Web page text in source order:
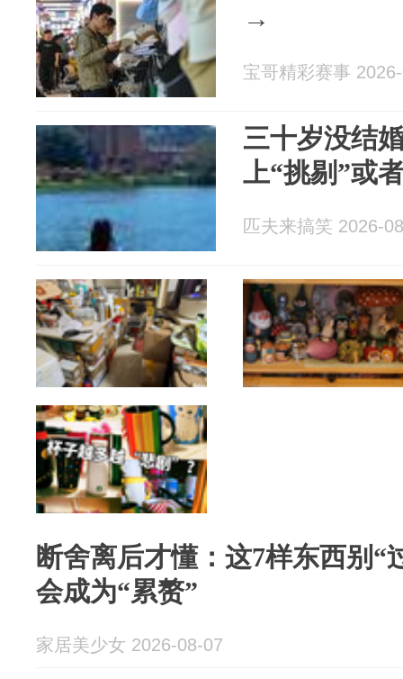
→
宝哥精彩赛事
三十岁没结
上“挑剔”或
匹夫来搞笑 2026-
断舍离后才懂：这7样东西别“
会成为“累赘”
家居美少女 2026-08-07